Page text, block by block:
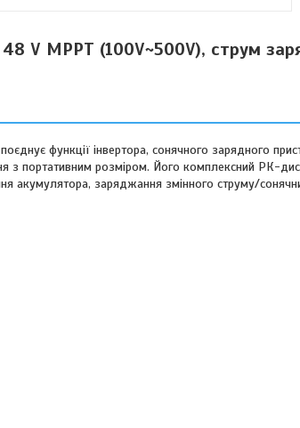
V MPPT (100V~500V), струм
функції інвертора, сонячного зарядного
з портативним розміром. Його комплексний РК-
акумулятора, заряджання змінного струму/